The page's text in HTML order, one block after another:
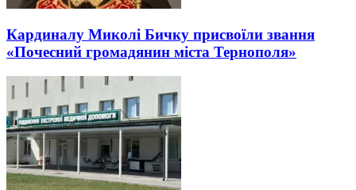
Кардиналу Миколі Бичку присвоїли звання
«Почесний громадянин міста Тернополя»